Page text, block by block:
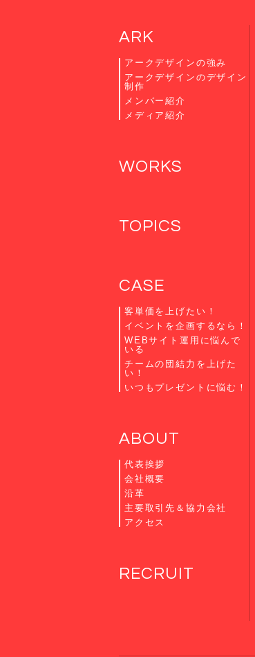
ARK
アークデザインの強み
アークデザインのデザイン
制作
メンバー紹介
メディア紹介
WORKS
TOPICS
CASE
客単価を上げたい！
イベントを企画するなら！
WEBサイト運用に悩んで
いる
チームの団結力を上げた
い！
いつもプレゼントに悩む！
ABOUT
代表挨拶
会社概要
沿革
主要取引先＆協力会社
アクセス
RECRUIT